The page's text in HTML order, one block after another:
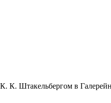
К. Штакельбергом в